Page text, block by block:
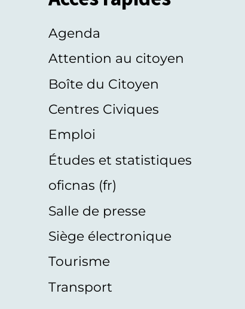
Agenda
Attention au citoyen
Boîte du Citoyen
Centres Civiques
Emploi
Études et statistiques
oficnas (fr)
Salle de presse
Siège électronique
Tourisme
Transport